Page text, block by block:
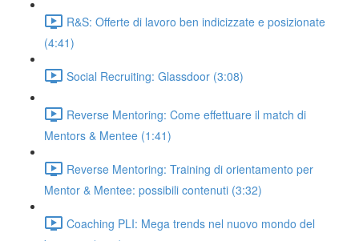
R&S: Offerte di lavoro ben indicizzate e posizionate
(4:41)
Social Recruiting: Glassdoor (3:08)
Reverse Mentoring: Come effettuare il match di
Mentors & Mentee (1:41)
Reverse Mentoring: Training di orientamento per
Mentor & Mentee: possibili contenuti (3:32)
Coaching PLI: Mega trends nel nuovo mondo del